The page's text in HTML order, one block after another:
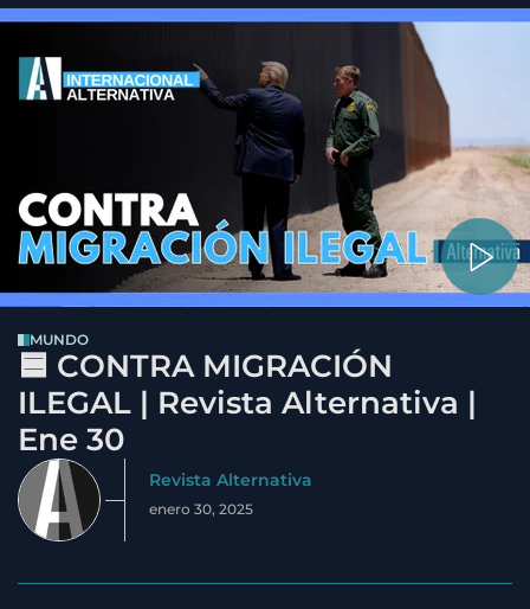
MUNDO
🟦 CONTRA MIGRACIÓN
ILEGAL | Revista Alternativa |
Ene 30
Revista Alternativa
enero 30, 2025